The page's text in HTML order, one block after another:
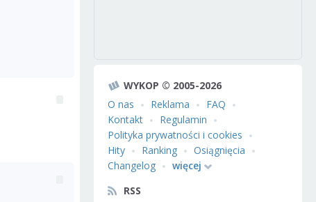
WYKOP © 2005-2026
O nas
Reklama
FAQ
Kontakt
Regulamin
Polityka prywatności i cookies
Hity
Ranking
Osiągnięcia
Changelog
więcej
RSS